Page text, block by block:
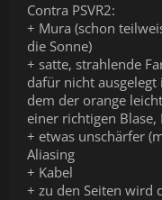
Contra PSVR2:
+ Mura (schon
die Sonne)
+ satte, strahlende
dafür nicht ausgelegt
dem der orange
einer richtigen
+ etwas unschärfer
Aliasing
+ Kabel
+ zu den Seiten wird